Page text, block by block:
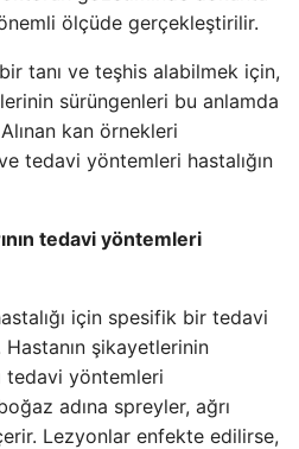
ölçüde gerçekleştirilir.
tanı ve teşhis alabilmek için,
sürüngenleri bu anlamda
kan örnekleri
tedavi yöntemleri hastalığın
tedavi yöntemleri
için spesifik bir tedavi
şikayetlerinin
tedavi yöntemleri
adına spreyler, ağrı
Lezyonlar enfekte edilirse,